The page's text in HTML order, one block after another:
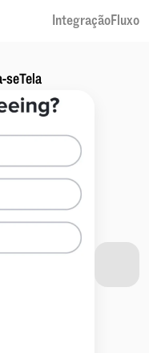
IntegraçãoFluxo
seTela